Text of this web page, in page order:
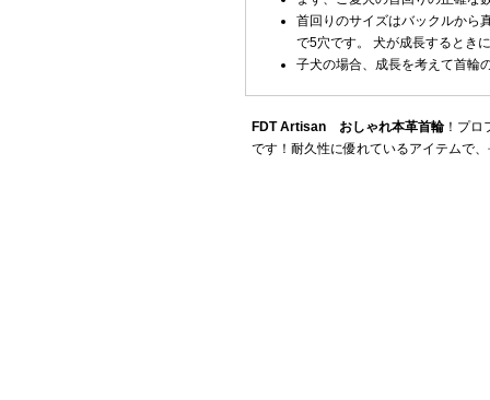
首回りのサイズはバックルから
で5穴です。 犬が成長するとき
子犬の場合、成長を考えて首輪
FDT Artisan おしゃれ本革首輪！プロ
です！耐久性に優れているアイテムで